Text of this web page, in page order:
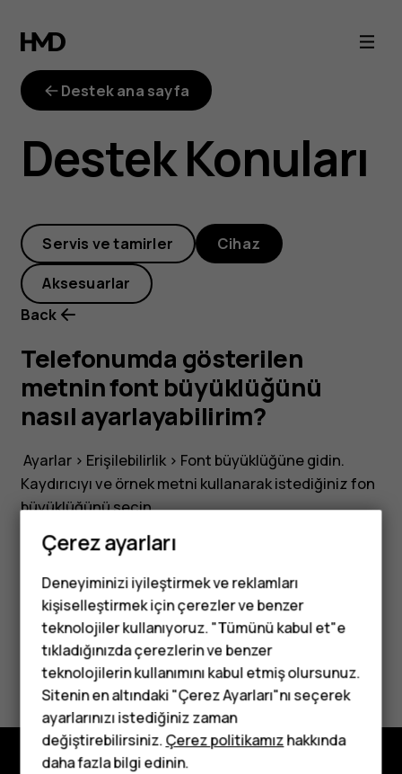
Telefonumda
gösterilen
metnin
font
büyüklüğünü
nasıl
ayarlayabilirim?
Tuşlu telefonlar
Çocuklar için
telefonlar
Destek ana sayfa
Destek Konuları
Servis ve tamirler Cihaz
Aksesuarlar
Back
Telefonumda gösterilen
metnin font büyüklüğünü
nasıl ayarlayabilirim?
Ayarlar> Erişilebilirlik> Font büyüklüğüne gidin.
Kaydırıcıyı ve örnek metni kullanarak istediğiniz fon
büyüklüğünü seçin.
Bu size yardımcı oldu mu?
Evet Hayır
Çerez ayarları
Deneyiminizi iyileştirmek ve reklamları
kişiselleştirmek için çerezler ve benzer
teknolojiler kullanıyoruz. "Tümünü kabul et"e
tıkladığınızda çerezlerin ve benzer
teknolojilerin kullanımını kabul etmiş olursunuz.
Sitenin en altındaki "Çerez Ayarları"nı seçerek
ayarlarınızı istediğiniz zaman
değiştirebilirsiniz.Çerez politikamızhakkında
daha fazla bilgi edinin.